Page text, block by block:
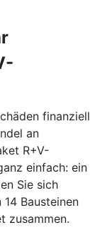
finanziell
an
R+V-
einfach: ein
Sie sich
Bausteinen
zusammen.